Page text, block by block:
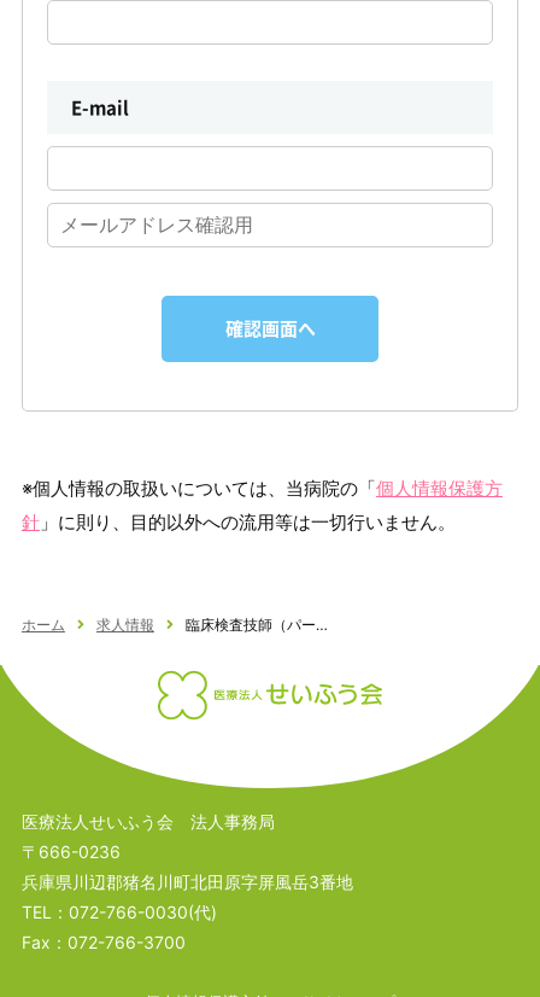
E-mail
※個人情報の取扱いについては、当病院の「個人情報保護方
針」に則り、目的以外への流用等は一切行いません。
ホーム 求人情報 臨床検査技師（パート）
医療法人せいふう会 法人事務局
〒666-0236
兵庫県川辺郡猪名川町北田原字屏風岳3番地
TEL： 072-766-0030(代)
Fax：072-766-3700